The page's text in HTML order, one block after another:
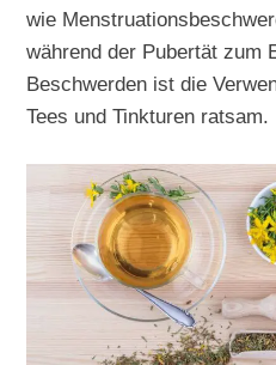
wie
während der Pubertät zum
Beschwerden ist die
Tees und Tinkturen ratsam.